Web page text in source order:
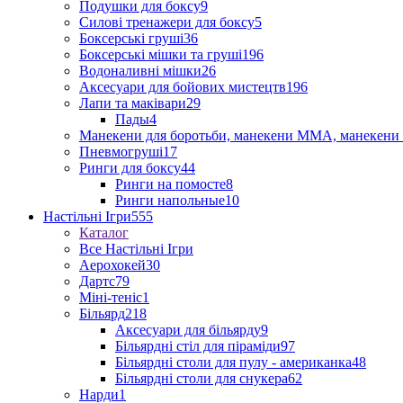
Подушки для боксу9
Силові тренажери для боксу5
Боксерські груші36
Боксерські мішки та груші196
Водоналивні мішки26
Аксесуари для бойових мистецтв196
Лапи та маківари29
Пады4
Манекени для боротьби, манекени ММА, манекени
Пневмогруші17
Ринги для боксу44
Ринги на помосте8
Ринги напольные10
Настільні Ігри555
Каталог
Все Настільні Ігри
Аерохокей30
Дартс79
Міні-теніс1
Більярд218
Аксесуари для більярду9
Більярдні стіл для піраміди97
Більярдні столи для пулу - американка48
Більярдні столи для снукера62
Нарди1